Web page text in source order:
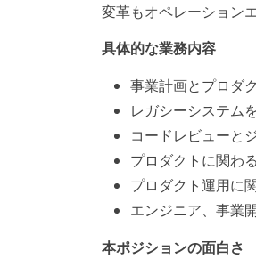
変革もオペレーション
具体的な業務内容
事業計画とプロダ
レガシーシステム
コードレビューと
プロダクトに関わ
プロダクト運用に
エンジニア、事業
本ポジションの面白さ